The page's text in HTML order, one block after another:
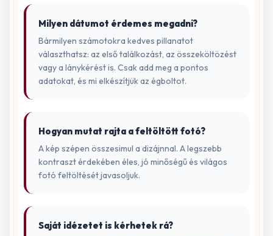
Milyen dátumot érdemes megadni?
Bármilyen számotokra kedves pillanatot
választhatsz: az első találkozást, az összeköltözést
vagy a lánykérést is. Csak add meg a pontos
adatokat, és mi elkészítjük az égboltot.
Hogyan mutat rajta a feltöltött fotó?
A kép szépen összesimul a dizájnnal. A legszebb
kontraszt érdekében éles, jó minőségű és világos
fotó feltöltését javasoljuk.
Saját idézetet is kérhetek rá?